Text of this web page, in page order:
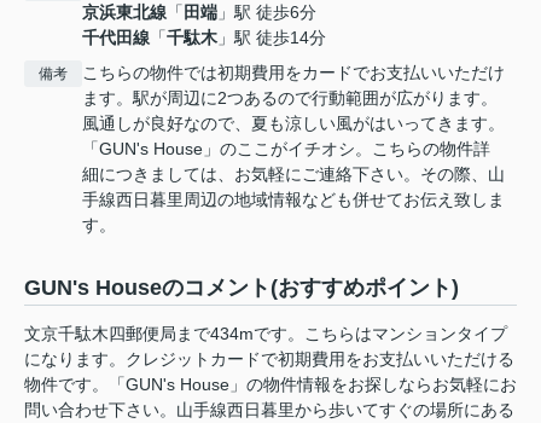
京浜東北線 「 田端 」駅 徒歩6分
千代田線 「千駄木 」駅 徒歩14分
備考
こちらの物件では初期費用をカードでお支払いいただけ
ます。駅が周辺に2つあるので行動範囲が広がります。
風通しが良好なので、夏も涼しい風がはいってきます。
「GUN's House」のここがイチオシ。こちらの物件詳
細につきましては、お気軽にご連絡下さい。その際、山
手線西日暮里周辺の地域情報なども併せてお伝え致しま
す。
GUN's Houseのコメント(おすすめポイント)
文京千駄木四郵便局まで434mです。こちらはマンションタイプ
になります。クレジットカードで初期費用をお支払いいただける
物件です。「GUN's House」の物件情報をお探しならお気軽にお
問い合わせ下さい。山手線西日暮里から歩いてすぐの場所にある